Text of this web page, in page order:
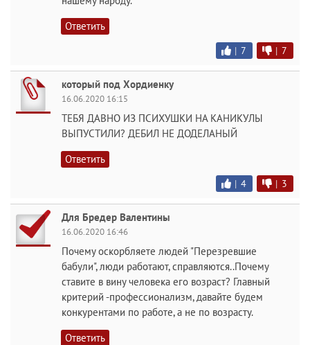
Ответить
| 7 | 7
который под Хордиенку
16.06.2020 16:15
ТЕБЯ ДАВНО ИЗ ПСИХУШКИ НА КАНИКУЛЫ
ВЫПУСТИЛИ? ДЕБИЛ НЕ ДОДЕЛАНЫЙ
Ответить
| 4 | 3
Для Бредер Валентины
16.06.2020 16:46
Почему оскорбляете людей "Перезревшие
бабули", люди работают, справляются..Почему
ставите в вину человека его возраст? Главный
критерий -профессионализм, давайте будем
конкурентами по работе, а не по возрасту.
Ответить